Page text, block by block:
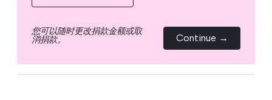
您可以随时更改捐款金额或取
消捐款。 Continue →